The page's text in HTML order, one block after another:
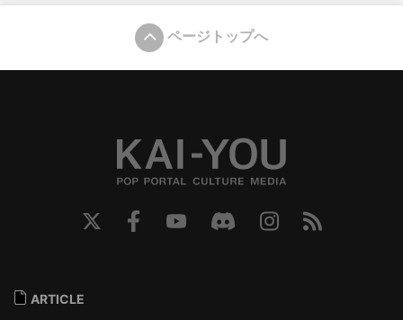
ページトップへ
ARTICLE